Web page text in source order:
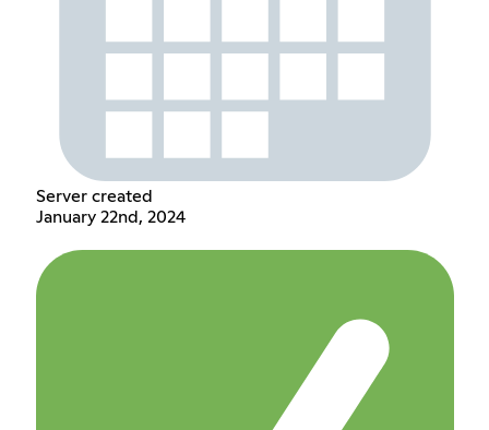
Server created
January 22nd, 2024